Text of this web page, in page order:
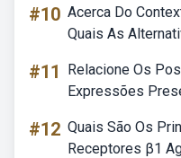
#10 Acerca Do
Quais As
#11
Relacione Os
Expressões
#12 Quais São Os
Receptores β1